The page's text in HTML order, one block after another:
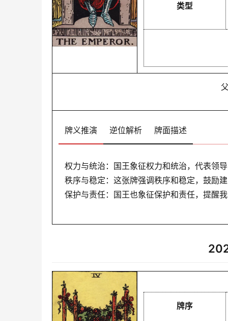
类型
牌义推演 逆位解析 牌面描述
权力与统治：国王象征权力和统治，代表领
秩序与稳定：这张牌强调秩序和稳定，鼓励
保护与责任：国王也象征保护和责任，提醒
牌序